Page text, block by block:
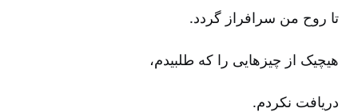
تا روح من سرافراز گردد.
هیچیک از چیزهایی را که طلبیدم‌،
دریافت نکردم‌.